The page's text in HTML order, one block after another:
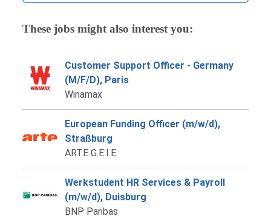
These jobs might also interest you:
Customer Support Officer - Germany
(M/F/D), Paris
Winamax
European Funding Officer (m/w/d),
Straßburg
ARTE G.E.I.E.
Werkstudent HR Services & Payroll
(m/w/d), Duisburg
BNP Paribas